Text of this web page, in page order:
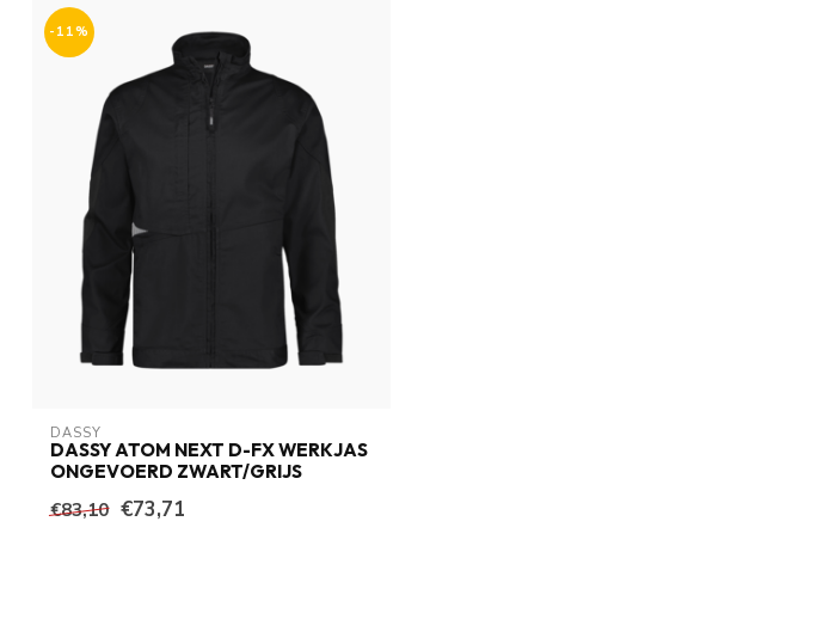
-11%
DASSY
DASSY ATOM NEXT D-FX WERKJAS
ONGEVOERD ZWART/GRIJS
€83,10 €73,71